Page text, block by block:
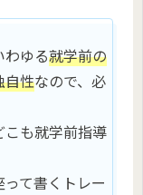
ゆる就学前の
自性なので、必
も就学前指導
て書くトレー